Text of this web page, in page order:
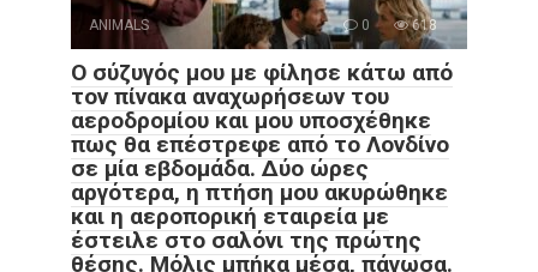
ANIMALS 0 618
Ο σύζυγός μου με φίλησε κάτω από
τον πίνακα αναχωρήσεων του
αεροδρομίου και μου υποσχέθηκε
πως θα επέστρεφε από το Λονδίνο
σε μία εβδομάδα. Δύο ώρες
αργότερα, η πτήση μου ακυρώθηκε
και η αεροπορική εταιρεία με
έστειλε στο σαλόνι της πρώτης
θέσης. Μόλις μπήκα μέσα, πάγωσα.